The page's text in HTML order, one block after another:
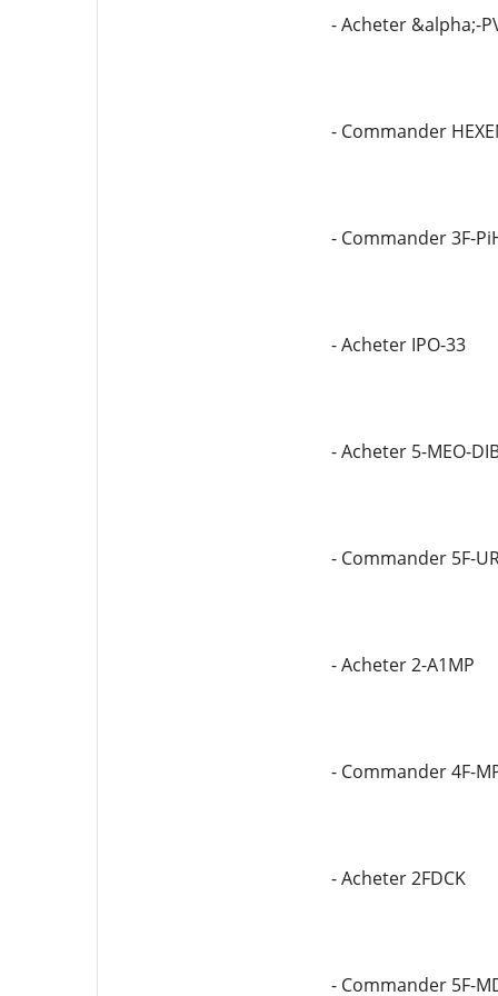
- Acheter &alpha;-
- Commander
- Commander 3F-
- Acheter IPO-33
- Acheter 5-MEO-
- Commander 5F-
- Acheter 2-A1MP
- Commander 4F-
- Acheter 2FDCK
- Commander 5F-